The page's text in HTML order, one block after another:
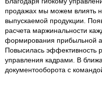
продажах мы можем влиять
выпускаемой продукции.
расчета маржинальности
формирования прибыльной
Повысилась эффективность
управления кадрами. В
документооборота с